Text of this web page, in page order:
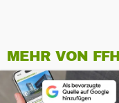
MEHR VON